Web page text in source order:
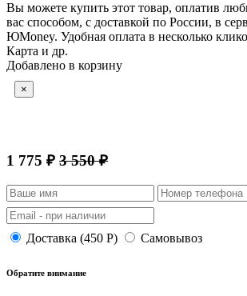
Вы можете купить этот товар, оплатив
вас способом, с доставкой по России, в
ЮMoney. Удобная оплата в несколько
Карта и др.
Добавлено в корзину
×
1 775 ₽ 3 550 ₽
Доставка (450 Р) Самовывоз
Обратите внимание